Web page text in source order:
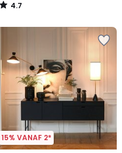
4.7
/
15% VANAF 2*